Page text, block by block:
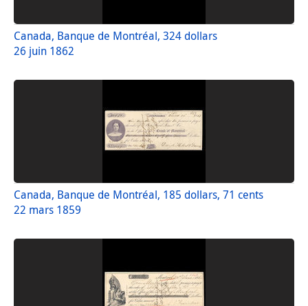
Canada, Banque de Montréal, 324 dollars
26 juin 1862
Canada, Banque de Montréal, 185 dollars, 71 cents
22 mars 1859